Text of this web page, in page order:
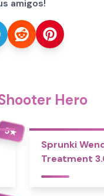
amigos!
Hero
5★
Sprunki
Treatment